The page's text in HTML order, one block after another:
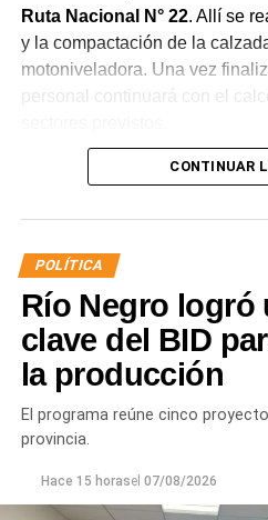
Ruta Nacional N° 22. Allí se
y la compactación de la
motoniveladora. Una vez
personal continuará con el
Desde Vialidad Nacional
próximas semanas, el
reforzado con dos nuevas
el ritmo de ejecución y
mantenimiento en distintos
CONTINUAR
POLÍTICA
Río Negro logró
clave del BID
la producción
El programa reúne cinco
provincia.
Hace 15 horasel 07/08/2026